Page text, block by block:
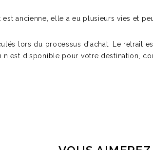
ancienne, elle a eu plusieurs vies et
lors du processus d'achat. Le retrait
n'est disponible pour votre destination,